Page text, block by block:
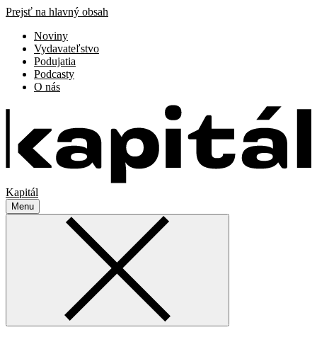
Prejsť na hlavný obsah
Noviny
Vydavateľstvo
Podujatia
Podcasty
O nás
Kapitál
Menu